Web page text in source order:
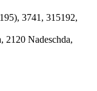
3741, 315192,
2120 Nadeschda,